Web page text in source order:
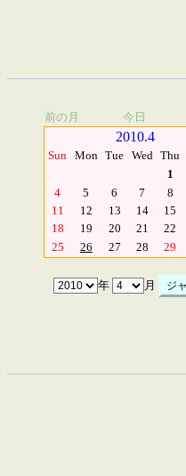
前の月 今日
2010.4
Sun Mon Tue Wed Thu
1
4
5 6 7 8
11
12 13 14 15
18
19 20 21 22
25
26 27 28 29
年 月